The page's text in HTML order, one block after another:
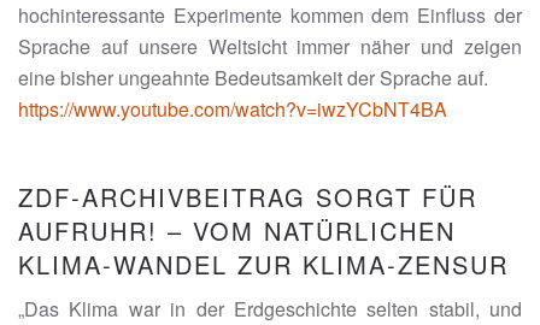
hochinteressante Experimente kommen dem Einfluss der
Sprache auf unsere Weltsicht immer näher und zeigen
eine bisher ungeahnte Bedeutsamkeit der Sprache auf.
https://www.youtube.com/watch?v=iwzYCbNT4BA
ZDF-ARCHIVBEITRAG SORGT FÜR
AUFRUHR! – VOM NATÜRLICHEN
KLIMA-WANDEL ZUR KLIMA-ZENSUR
„Das Klima war in der Erdgeschichte selten stabil, und